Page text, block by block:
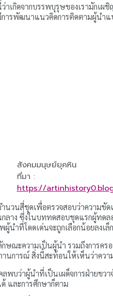
เกิดจากบรรพบุรุษของเรามัก
ารพัฒนาแนวคิดการติดตามผู้น
สังคมมนุษย์ยุคหิน
ที่มา :
https://
นสี่ชุดเพื่อตรวจสอบว่าความขั
ลาง ซึ่งในบททดสอบชุดแรกผู้ท
ำที่โดดเด่นจะถูกเลือกน้อยลงเ
ณะความเป็นผู้นำ รวมถึงการค
การณ์ สิ่งนี้สะท้อนให้เห็นว่าควา
บว่าผู้นำที่เป็นเผด็จการฝ่ายขว
และการศึกษาก็ตาม